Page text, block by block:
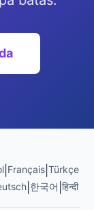
Français Türkçe
| 한국어 हिन्दी